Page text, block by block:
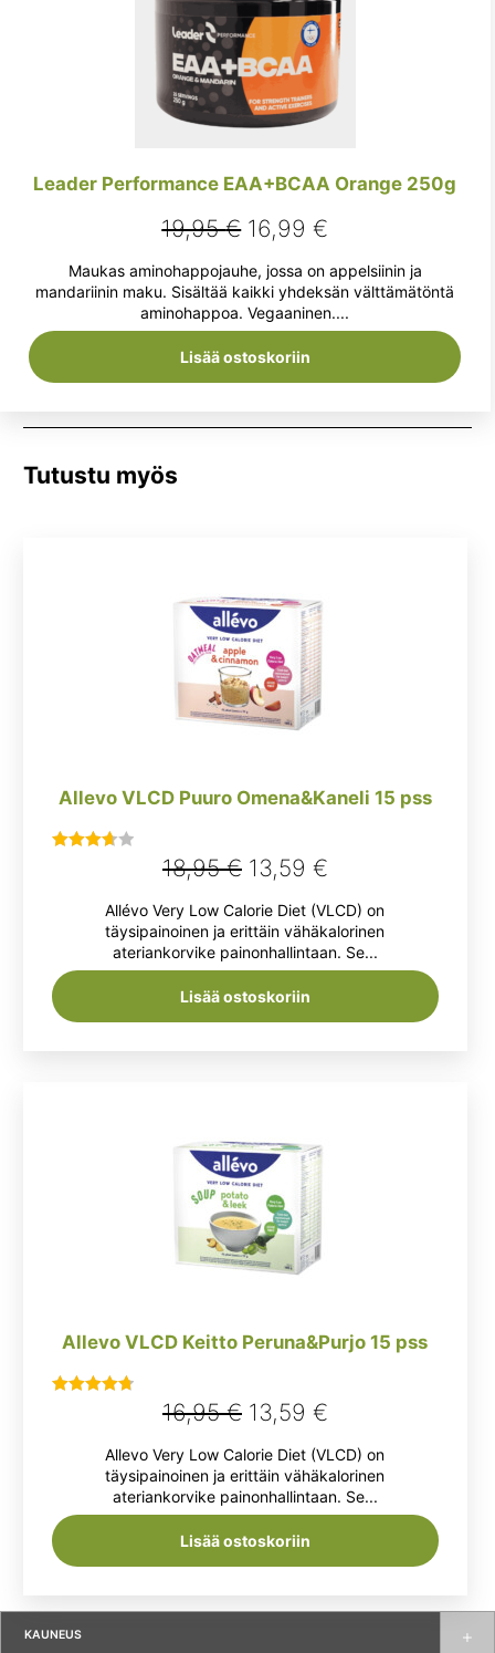
KAUNEUS
Leader Performance EAA+BCAA Orange 250g
19,95€ Alkuperäinen
hinta
oli:
19,95 €.
16,99€
hinta
on:
16,99 €.
Maukas aminohappojauhe, jossa on appelsiinin ja
mandariinin maku. Sisältää kaikki yhdeksän välttämätöntä
aminohappoa. Vegaaninen....
Lisää ostoskoriin
Tutustu myös
Allevo VLCD Puuro Omena&Kaneli 15 pss
/ 5
18,95€ Alkuperäinen
hinta
oli:
18,95 €.
13,59 €Nykyinen
hinta
on:
13,59 €.
Allévo Very Low Calorie Diet (VLCD) on
täysipainoinen ja erittäin vähäkalorinen
ateriankorvike painonhallintaan. Se...
Lisää ostoskoriin
Allevo VLCD Keitto Peruna&Purjo 15 pss
/ 5
16,95€ Alkuperäinen
hinta
oli:
16,95 €.
13,59 €Nykyinen
hinta
on:
13,59 €.
Allevo Very Low Calorie Diet (VLCD) on
täysipainoinen ja erittäin vähäkalorinen
ateriankorvike painonhallintaan. Se...
Lisää ostoskoriin